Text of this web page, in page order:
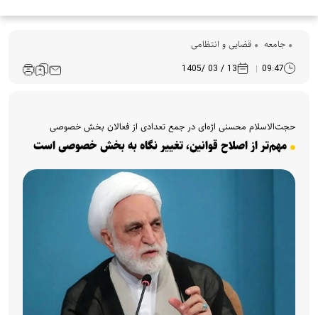
جامعه قضایی و انتظامی
09:47
13 / 03 /1405
حجت‌الاسلام محسنی اژه‌ای در جمع تعدادی از فعالان بخش خصوصی
مهم‌تر از اصلاح قوانین، تغییر نگاه به بخش خصوصی است